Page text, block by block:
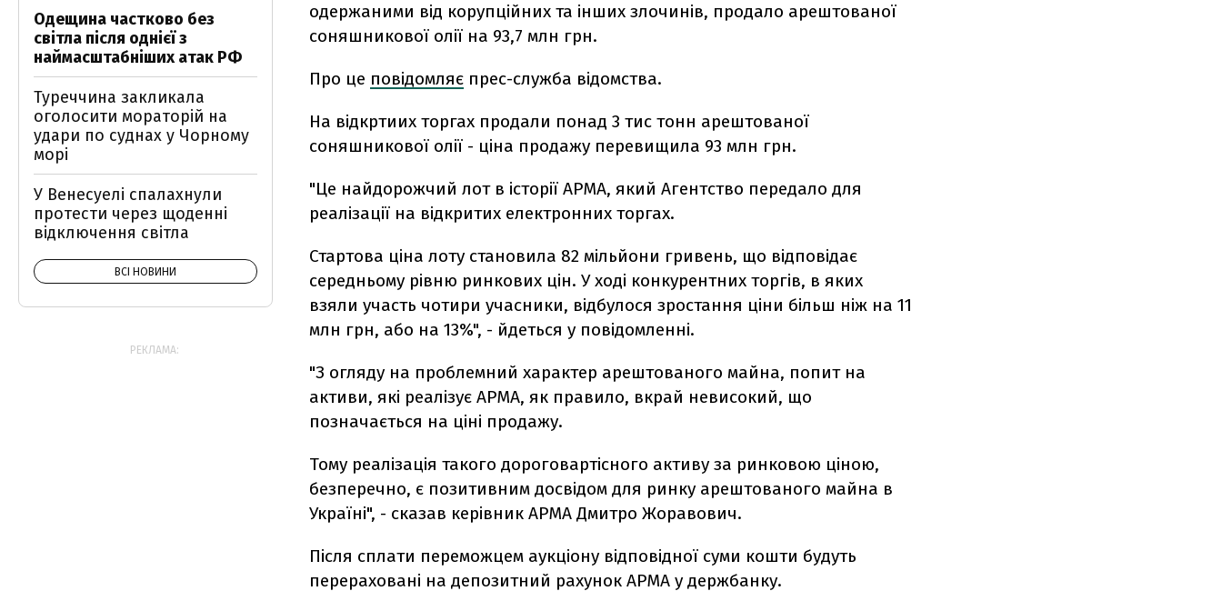
одержаними від корупційних та інших злочинів, продало арештованої
соняшникової олії на 93,7 млн грн.
Про це повідомляє прес-служба відомства.
На відкртиих торгах продали понад 3 тис тонн арештованої
соняшникової олії - ціна продажу перевищила 93 млн грн.
"Це найдорожчий лот в історії АРМА, який Агентство передало для
реалізації на відкритих електронних торгах.
Стартова ціна лоту становила 82 мільйони гривень, що відповідає
середньому рівню ринкових цін. У ході конкурентних торгів, в яких
взяли участь чотири учасники, відбулося зростання ціни більш ніж на 11
млн грн, або на 13%", - йдеться у повідомленні.
"З огляду на проблемний характер арештованого майна, попит на
активи, які реалізує АРМА, як правило, вкрай невисокий, що
позначається на ціні продажу.
Тому реалізація такого дороговартісного активу за ринковою ціною,
безперечно, є позитивним досвідом для ринку арештованого майна в
Україні", - сказав керівник АРМА Дмитро Жоравович.
Після сплати переможцем аукціону відповідної суми кошти будуть
перераховані на депозитний рахунок АРМА у держбанку.
Одещина частково без
світла після однієї з
наймасштабніших атак РФ
Туреччина закликала
оголосити мораторій на
удари по суднах у Чорному
морі
У Венесуелі спалахнули
протести через щоденні
відключення світла
ВСІ НОВИНИ
РЕКЛАМА: